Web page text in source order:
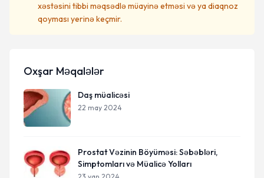
xəstəsini tibbi məqsədlə müayinə etməsi və ya diaqnoz
qoyması yerinə keçmir.
Oxşar Məqalələr
Daş müalicəsi
22 may 2024
Prostat Vəzinin Böyüməsi: Səbəbləri,
Simptomları və Müalicə Yolları